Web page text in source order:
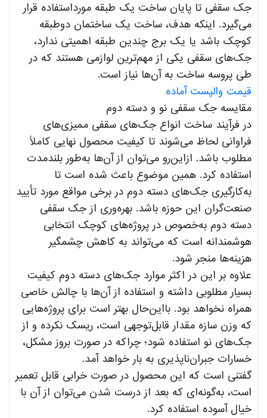
جک سقفی تا پایان ساخت یک طبقه مورداستفاده قرار
می‌گیرد. اینکه هدف، ساخت یک ساختمان دوطبقه
کوچک باشد یا یک برج چندین طبقه اهمیتی ندارد،
جک‌های سقفی یکی از مهم‌ترین لوازمی هستند که در
طی پروسه ساخت به آن‌ها نیاز است.
قیمت والپست آماده
مقایسه جک سقفی نو و دسته دوم
در فرآیند ساخت انواع جک‌های سقفی ممیزی‌های
فراوانی لحاظ می‌شوند تا کیفیت محصول نهایی کاملاً
مطلوب باشد. ازاین‌رو می‌توان از آن‌ها به‌طور بلندمدت
استفاده کرد. همین موضوع باعث شده است تا
به‌کارگیری جک‌های دسته دوم در برخی مواقع مورد تأیید
صنعت‌گران این حوزه باشد. بهره‌وری از جک سقفی
دسته دوم به‌خصوص در پروژه‌های کوچک انتخابی
هوشمندانه است که می‌تواند به کاهش چشمگیر
هزینه‌ها منجر شود.
علاوه بر این در اکثر موارد جک‌های دسته دوم کیفیت
بسیار مطلوبی داشته و استفاده از آن‌ها با چالش خاصی
همراه نخواهد بود. بااین‌حال بهتر است برای پروژه‌هایی
که وزن سازه مقدار قابل‌توجهی است، ریسک نکرده و از
جک‌های نو استفاده شود؛ چراکه در صورت بروز مشکل،
خسارات جبران‌ناپذیری به بار خواهد آمد.
گفتنی است که این محصول در صورت خرابی قابل تعمیر
است، به‌گونه‌ای که بعد از درست شدن می‌توان از آن با
خیال آسوده استفاده کرد.